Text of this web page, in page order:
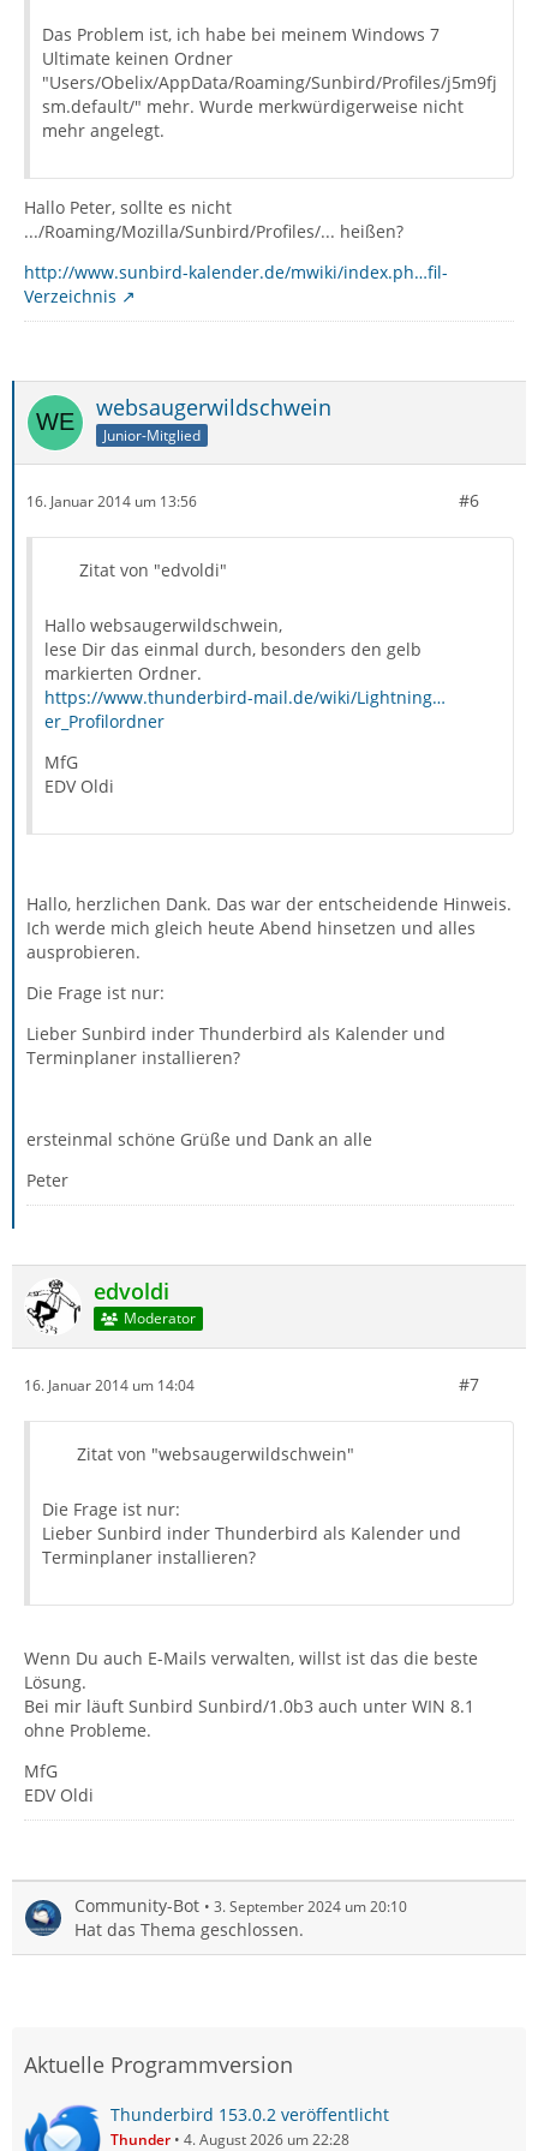
Das Problem ist, ich habe bei meinem Windows 7
Ultimate keinen Ordner
"Users/Obelix/AppData/Roaming/Sunbird/Profiles/j5m9fj
sm.default/" mehr. Wurde merkwürdigerweise nicht
mehr angelegt.
Hallo Peter, sollte es nicht
.../Roaming/Mozilla/Sunbird/Profiles/... heißen?
http://www.sunbird-kalender.de/mwiki/index.ph…fil-
Verzeichnis
websaugerwildschwein
Junior-Mitglied
16. Januar 2014 um 13:56 #6
Zitat von "edvoldi"
Hallo websaugerwildschwein,
lese Dir das einmal durch, besonders den gelb
markierten Ordner.
https://www.thunderbird-mail.de/wiki/Lightning…
er_Profilordner
MfG
EDV Oldi
Hallo, herzlichen Dank. Das war der entscheidende Hinweis.
Ich werde mich gleich heute Abend hinsetzen und alles
ausprobieren.
Die Frage ist nur:
Lieber Sunbird inder Thunderbird als Kalender und
Terminplaner installieren?
ersteinmal schöne Grüße und Dank an alle
Peter
edvoldi
Moderator
16. Januar 2014 um 14:04 #7
Zitat von "websaugerwildschwein"
Die Frage ist nur:
Lieber Sunbird inder Thunderbird als Kalender und
Terminplaner installieren?
Wenn Du auch E-Mails verwalten, willst ist das die beste
Lösung.
Bei mir läuft Sunbird Sunbird/1.0b3 auch unter WIN 8.1
ohne Probleme.
MfG
EDV Oldi
Community-Bot 3. September 2024 um 20:10
Hat das Thema geschlossen.
Aktuelle Programmversion
Thunderbird 153.0.2 veröffentlicht
Thunder 4. August 2026 um 22:28